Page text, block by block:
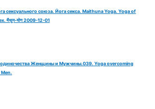
сексуального союза. Йога секса. Maithuna Yoga. Yoga of
मैथुन-योग 2009-12-01
Женщины и Мужчины.039. Yoga overcoming